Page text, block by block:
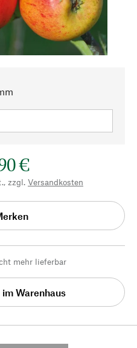
€
zzgl. Versandkosten
mehr lieferbar
Warenhaus